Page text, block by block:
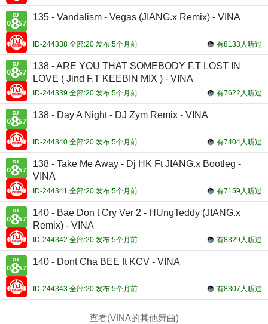
135 - Vandalism - Vegas (JIANG.x Remix) - VINA
有8133人听过
ID-244338 全部:20 发布:5个月前
138 - ARE YOU THAT SOMEBODY F.T LOST IN
LOVE ( Jind F.T KEEBIN MIX ) - VINA
有7622人听过
ID-244339 全部:20 发布:5个月前
138 - Day A Night - DJ Zym Remix - VINA
有7404人听过
ID-244340 全部:20 发布:5个月前
138 - Take Me Away - Dj HK Ft JIANG.x Bootleg -
VINA
有7159人听过
ID-244341 全部:20 发布:5个月前
140 - Bae Don t Cry Ver 2 - HUngTeddy (JIANG.x
Remix) - VINA
有8329人听过
ID-244342 全部:20 发布:5个月前
140 - Dont Cha BEE ft KCV - VINA
有8307人听过
ID-244343 全部:20 发布:5个月前
查看(VINA的其他舞曲)